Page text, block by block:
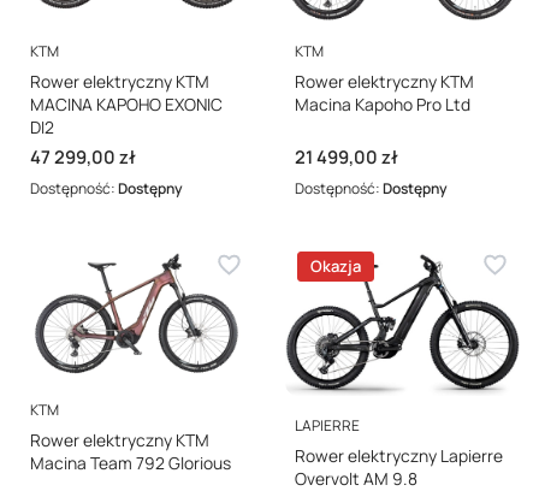
PRODUCENT
KTM
Rower elektryczny KTM
MACINA KAPOHO EXONIC
DI2
Cena
47 299,00 zł
Dostępność:Dostępny
PRODUCENT
KTM
Rower elektryczny KTM
Macina Kapoho Pro Ltd
Cena
21 499,00 zł
Dostępność:Dostępny
PRODUCENT
KTM
Rower elektryczny KTM
Macina Team 792 Glorious
Okazja
PRODUCENT
LAPIERRE
Rower elektryczny Lapierre
Overvolt AM 9.8